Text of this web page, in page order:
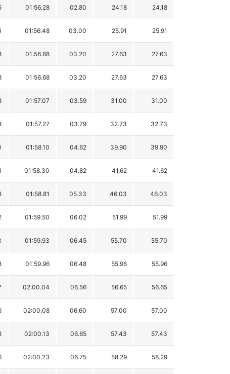
01:56.28 02.80 24.18 24.18
01:56.48 03.00 25.91 25.91
01:56.68 03.20 27.63 27.63
01:56.68 03.20 27.63 27.63
01:57.07 03.59 31.00 31.00
01:57.27 03.79 32.73 32.73
01:58.10 04.62 39.90 39.90
01:58.30 04.82 41.62 41.62
01:58.81 05.33 46.03 46.03
01:59.50 06.02 51.99 51.99
01:59.93 06.45 55.70 55.70
01:59.96 06.48 55.96 55.96
02:00.04 06.56 56.65 56.65
02:00.08 06.60 57.00 57.00
02:00.13 06.65 57.43 57.43
02:00.23 06.75 58.29 58.29